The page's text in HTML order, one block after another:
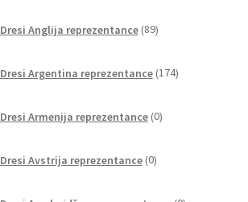
Dresi Anglija reprezentance 89izdelkov
Dresi Argentina reprezentance 174izdelkov
Dresi Armenija reprezentance 0izdelkov
Dresi Avstrija reprezentance 0izdelkov